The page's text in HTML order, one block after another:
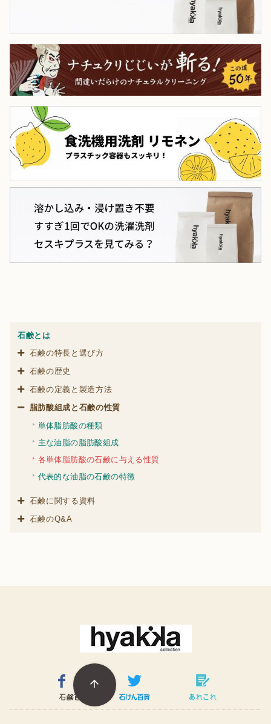
石鹸とは
石鹸の特長と選び方
石鹸の歴史
石鹸の定義と製造方法
脂肪酸組成と石鹸の性質
単体脂肪酸の種類
主な油脂の脂肪酸組成
各単体脂肪酸の石鹸に与える性質
代表的な油脂の石鹸の特徴
石鹸に関する資料
石鹸のQ&A